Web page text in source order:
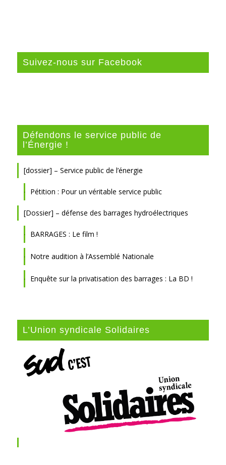
Suivez-nous sur Facebook
Défendons le service public de
l’Énergie !
[dossier] – Service public de l’énergie
Pétition : Pour un véritable service public
[Dossier] – défense des barrages hydroélectriques
BARRAGES : Le film !
Notre audition à l’Assemblé Nationale
Enquête sur la privatisation des barrages : La BD !
L’Union syndicale Solidaires